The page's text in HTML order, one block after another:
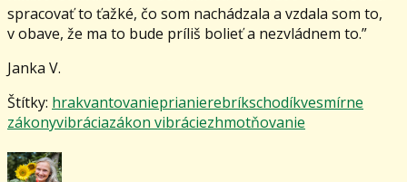
spracovať to ťažké, čo som nachádzala a vzdala som to,
v obave, že ma to bude príliš bolieť a nezvládnem to.”
Janka V.
Štítky: hrakvantovanieprianierebríkschodíkvesmírne
zákonyvibráciazákon vibráciezhmotňovanie